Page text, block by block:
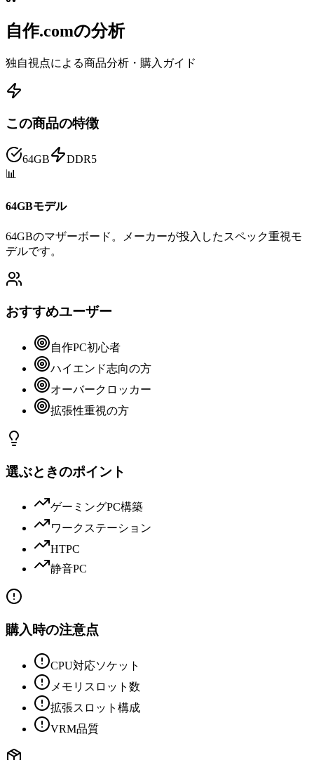
自作.comの分析
独自視点による商品分析・購入ガイド
この商品の特徴
64GB
DDR5
📊
64GBモデル
64GBのマザーボード。メーカーが投入したスペック重視モ
デルです。
おすすめユーザー
自作PC初心者
ハイエンド志向の方
オーバークロッカー
拡張性重視の方
選ぶときのポイント
ゲーミングPC構築
ワークステーション
HTPC
静音PC
購入時の注意点
CPU対応ソケット
メモリスロット数
拡張スロット構成
VRM品質